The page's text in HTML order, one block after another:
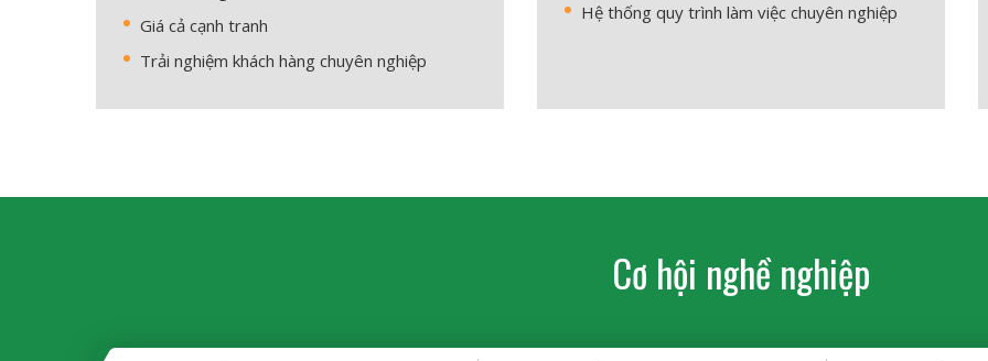
Giá cả cạnh tranh
Trải nghiệm khách hàng chuyên nghiệp
Hệ thống quy trình làm việc chuyên nghiệp
Cơ hội nghề nghiệp